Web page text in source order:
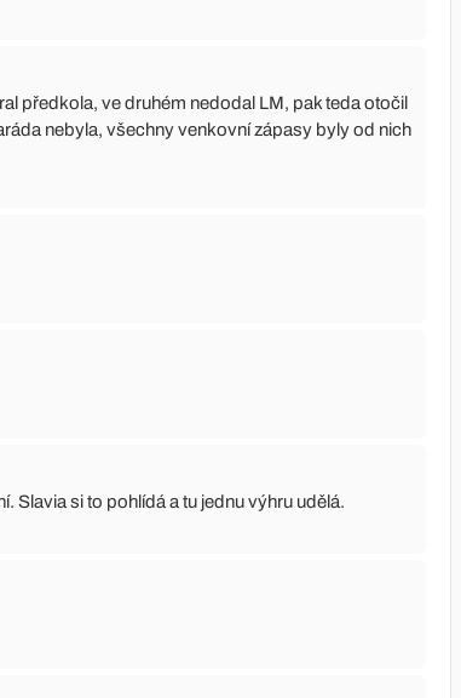
předkola, ve druhém nedodal LM, pak teda otočil
nebyla, všechny venkovní zápasy byly od nich
Slavia si to pohlídá a tu jednu výhru udělá.